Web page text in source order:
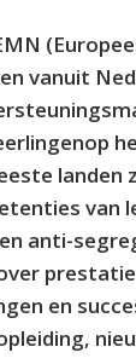
vanuit
landen
van
anti-
en